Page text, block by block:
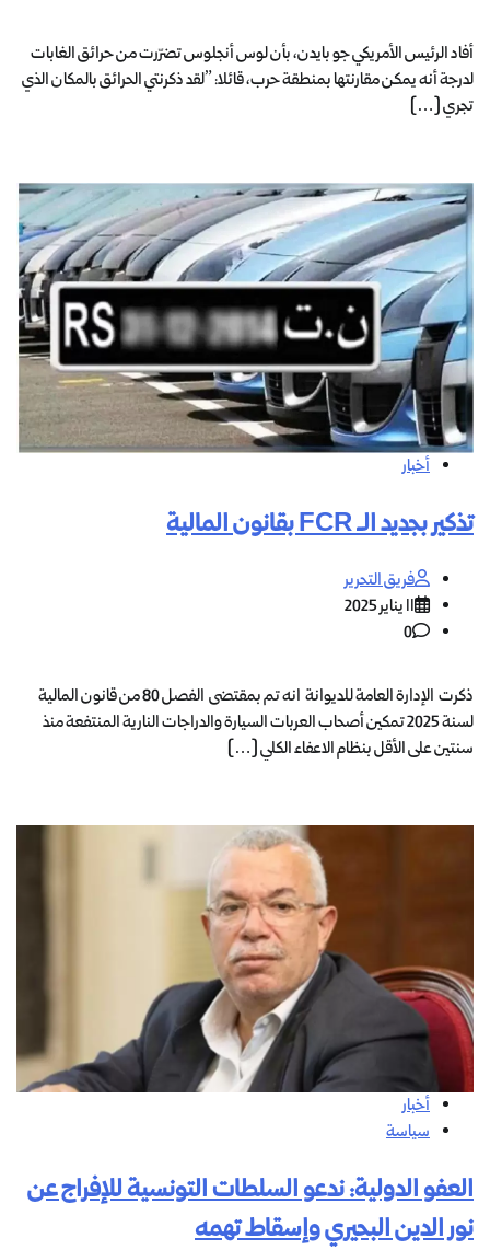
أفاد الرئيس الأمريكي جو بايدن، بأن لوس أنجلوس تضرّرت من حرائق الغابات
لدرجة أنه يمكن مقارنتها بمنطقة حرب، قائلا: ”لقد ذكرنتي الحرائق بالمكان الذي
تجري […]
أخبار
تذكير بجديد الـ FCR بقانون المالية
فريق التحرير
11 يناير 2025
0
ذكرت الإدارة العامة للديوانة انه تم بمقتضى الفصل 80 من قانون المالية
لسنة 2025 تمكين أصحاب العربات السيارة والدراجات النارية المنتفعة منذ
سنتين على الأقل بنظام الاعفاء الكلي […]
أخبار
سياسة
العفو الدولية: ندعو السلطات التونسية للإفراج عن
نور الدين البحيري وإسقاط تهمه